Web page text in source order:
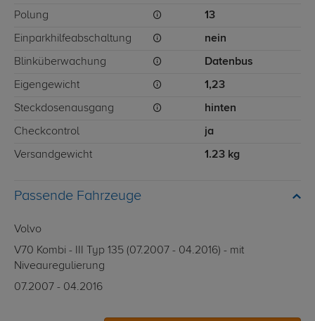
Polung 13
Einparkhilfeabschaltung nein
Blinküberwachung Datenbus
Eigengewicht 1,23
Steckdosenausgang hinten
Checkcontrol ja
Versandgewicht 1.23 kg
Passende Fahrzeuge
Volvo
V70 Kombi - III Typ 135 (07.2007 - 04.2016) - mit
Niveauregulierung
07.2007 - 04.2016